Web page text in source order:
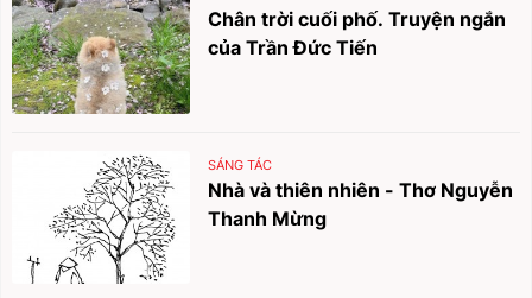
Chân trời cuối phố. Truyện ngắn
của Trần Đức Tiến
SÁNG TÁC
Nhà và thiên nhiên - Thơ Nguyễn
Thanh Mừng